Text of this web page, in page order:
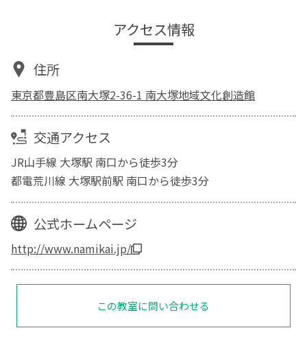
アクセス情報
住所
東京都豊島区南大塚2-36-1 南大塚地域文化創造館
交通アクセス
JR山手線 大塚駅 南口から徒歩3分
都電荒川線 大塚駅前駅 南口から徒歩3分
公式ホームページ
http://www.namikai.jp/
この教室に問い合わせる